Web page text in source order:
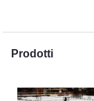
Prodotti